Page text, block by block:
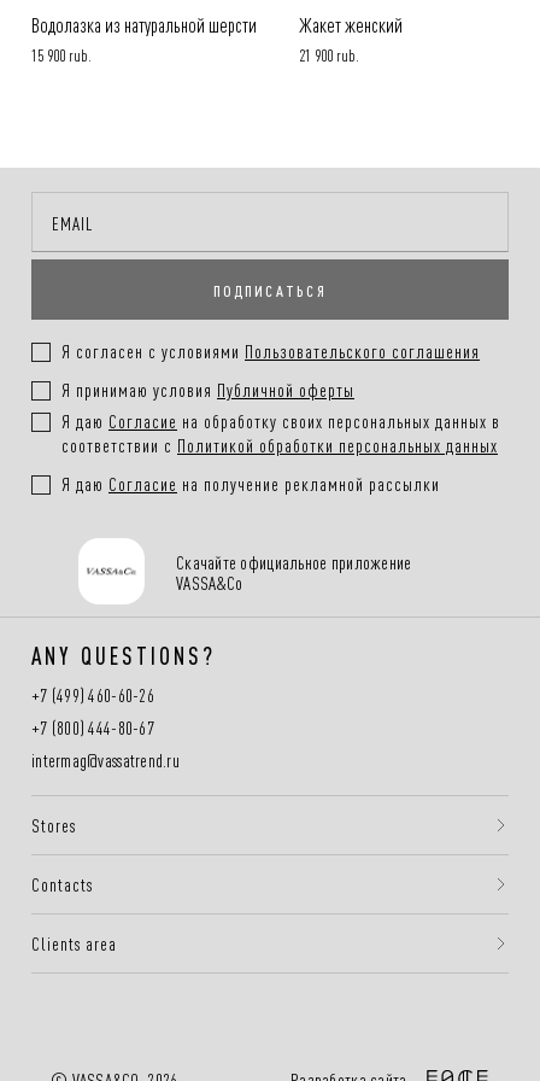
Водолазка из натуральной шерсти
15 900 rub.
Жакет женский
21 900 rub.
ПОДПИСАТЬСЯ
Я согласен с условиями Пользовательского соглашения
Я принимаю условия Публичной оферты
Я даю Согласие на обработку своих персональных данных в
соответствии с Политикой обработки персональных данных
Я даю Согласие на получение рекламной рассылки
Скачайте официальное приложение
VASSA&Co
ANY QUESTIONS?
+7 (499) 460-60-26
+7 (800) 444-80-67
intermag@vassatrend.ru
Stores
Contacts
Clients area